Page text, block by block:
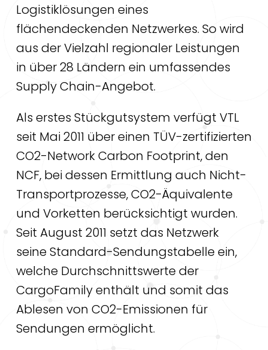
Logistiklösungen eines
flächendeckenden Netzwerkes. So wird
aus der Vielzahl regionaler Leistungen
in über 28 Ländern ein umfassendes
Supply Chain-Angebot.
Als erstes Stückgutsystem verfügt VTL
seit Mai 2011 über einen TÜV-zertifizierten
CO2-Network Carbon Footprint, den
NCF, bei dessen Ermittlung auch Nicht-
Transportprozesse, CO2-Äquivalente
und Vorketten berücksichtigt wurden.
Seit August 2011 setzt das Netzwerk
seine Standard-Sendungstabelle ein,
welche Durchschnittswerte der
CargoFamily enthält und somit das
Ablesen von CO2-Emissionen für
Sendungen ermöglicht.